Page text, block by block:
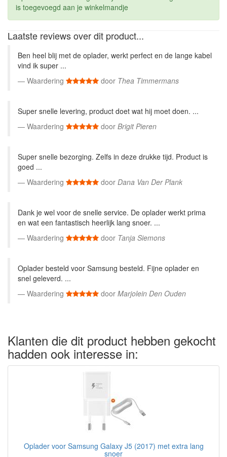
is toegevoegd aan je winkelmandje
Laatste reviews over dit product...
Ben heel blij met de oplader, werkt perfect en de lange kabel
vind ik super ...
Waardering
door Thea Timmermans
Super snelle levering, product doet wat hij moet doen. ...
Waardering
door Brigit Pieren
Super snelle bezorging. Zelfs in deze drukke tijd. Product is
goed ...
Waardering
door Dana Van Der Plank
Dank je wel voor de snelle service. De oplader werkt prima
en wat een fantastisch heerlijk lang snoer. ...
Waardering
door Tanja Siemons
Oplader besteld voor Samsung besteld. Fijne oplader en
snel geleverd. ...
Waardering
door Marjolein Den Ouden
Klanten die dit product hebben gekocht
hadden ook interesse in:
Oplader voor Samsung Galaxy J5 (2017) met extra lang
snoer